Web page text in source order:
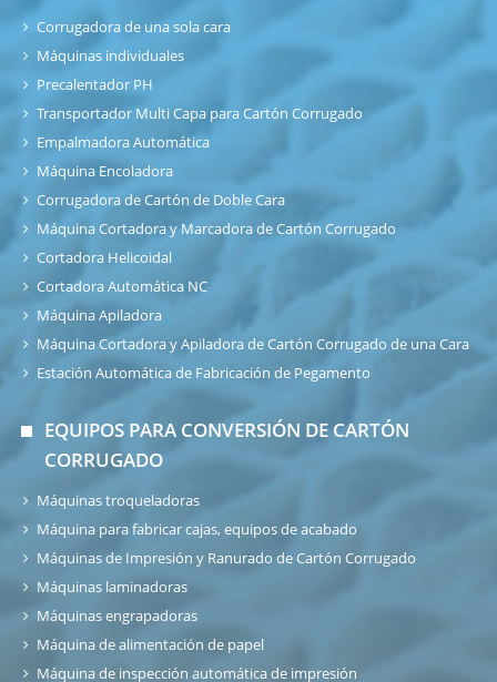
Corrugadora de una sola cara
Máquinas individuales
Precalentador PH
Transportador Multi Capa para Cartón Corrugado
Empalmadora Automática
Máquina Encoladora
Corrugadora de Cartón de Doble Cara
Máquina Cortadora y Marcadora de Cartón Corrugado
Cortadora Helicoidal
Cortadora Automática NC
Máquina Apiladora
Máquina Cortadora y Apiladora de Cartón Corrugado de una Cara
Estación Automática de Fabricación de Pegamento
EQUIPOS PARA CONVERSIÓN DE CARTÓN
CORRUGADO
Máquinas troqueladoras
Máquina para fabricar cajas, equipos de acabado
Máquinas de Impresión y Ranurado de Cartón Corrugado
Máquinas laminadoras
Máquinas engrapadoras
Máquina de alimentación de papel
Máquina de inspección automática de impresión